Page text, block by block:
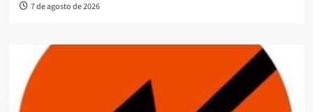
7 de agosto de 2026